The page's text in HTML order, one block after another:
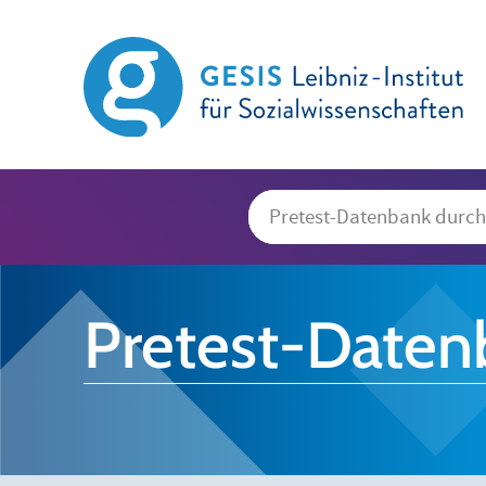
Pretest-